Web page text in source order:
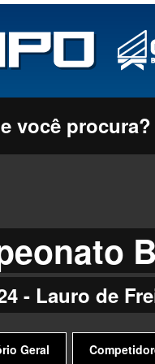
você procura?
- Lauro de
Geral